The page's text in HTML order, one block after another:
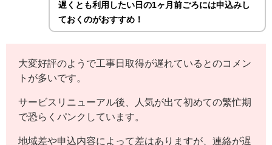
遅くとも利用したい日の1ヶ月前ごろには申込みし
ておくのがおすすめ！
大変好評のようで工事日取得が遅れているとのコメン
トが多いです。
サービスリニューアル後、人気が出て初めての繁忙期
で恐らくパンクしています。
地域差や申込内容によって差はありますが、連絡が遅